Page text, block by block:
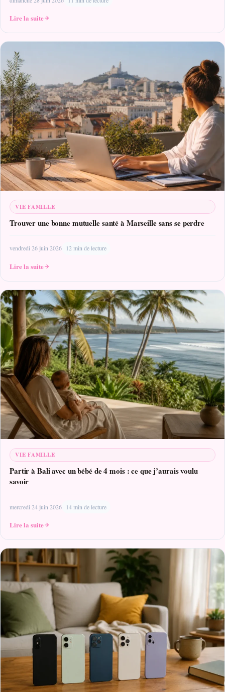
Lire la suite
VIE FAMILLE
Trouver une bonne mutuelle santé à Marseille sans se perdre
vendredi 26 juin 2026 12 min de lecture
Lire la suite
VIE FAMILLE
Partir à Bali avec un bébé de 4 mois : ce que j’aurais voulu
savoir
mercredi 24 juin 2026 14 min de lecture
Lire la suite